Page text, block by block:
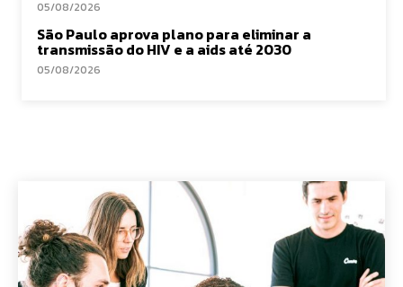
05/08/2026
São Paulo aprova plano para eliminar a
transmissão do HIV e a aids até 2030
05/08/2026